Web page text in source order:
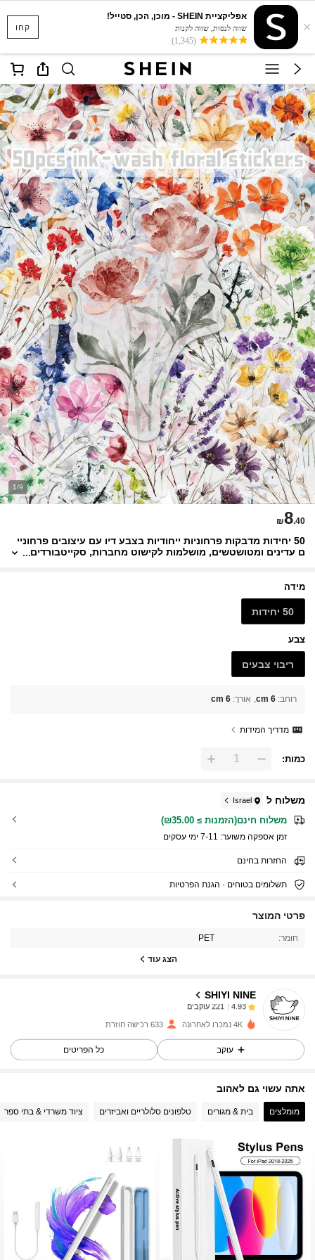
קחו ×
אפליקציית SHEIN - מוכן, הכן, סטייל!
שווה לנסות, שווה לקנות
(1,345)
1/9
₪8.40
50 יחידות מדבקות פרחוניות ייחודיות בצבע דיו עם עיצובים פרחוניי
ם עדינים ומטושטשים, מושלמות לקישוט מחברות, סקייטבורדים
מידה
50 יחידות
צבע
ריבוי צבעים
רוחב:
6 cm אורך:
6 cm
מדריך המידות
כמות:
משלוח ל Israel
משלוח חינם(הזמנות ≥ ₪35.00)
זמן אספקה ​​משוער: 7-11 ימי עסקים
החזרות בחינם
תשלומים בטוחים · הגנת הפרטיות
פרטי המוצר
חומר: PET
הצג עוד
SHIYI NINE
4.93
221 עוקבים
c***0 עקבו אחרלפני יום אחד
4.93
221 עוקבים
4.93
4.93 221 עוקבים
4.93 221 עוקבים
4K נמכרו לאחרונה 633 רכישה חוזרת
עוקב כל הפריטים
אתה עשוי גם לאהוב
מומלצים בית & מגורים טלפונים סלולריים ואביזרים ציוד משרדי & בתי ספר